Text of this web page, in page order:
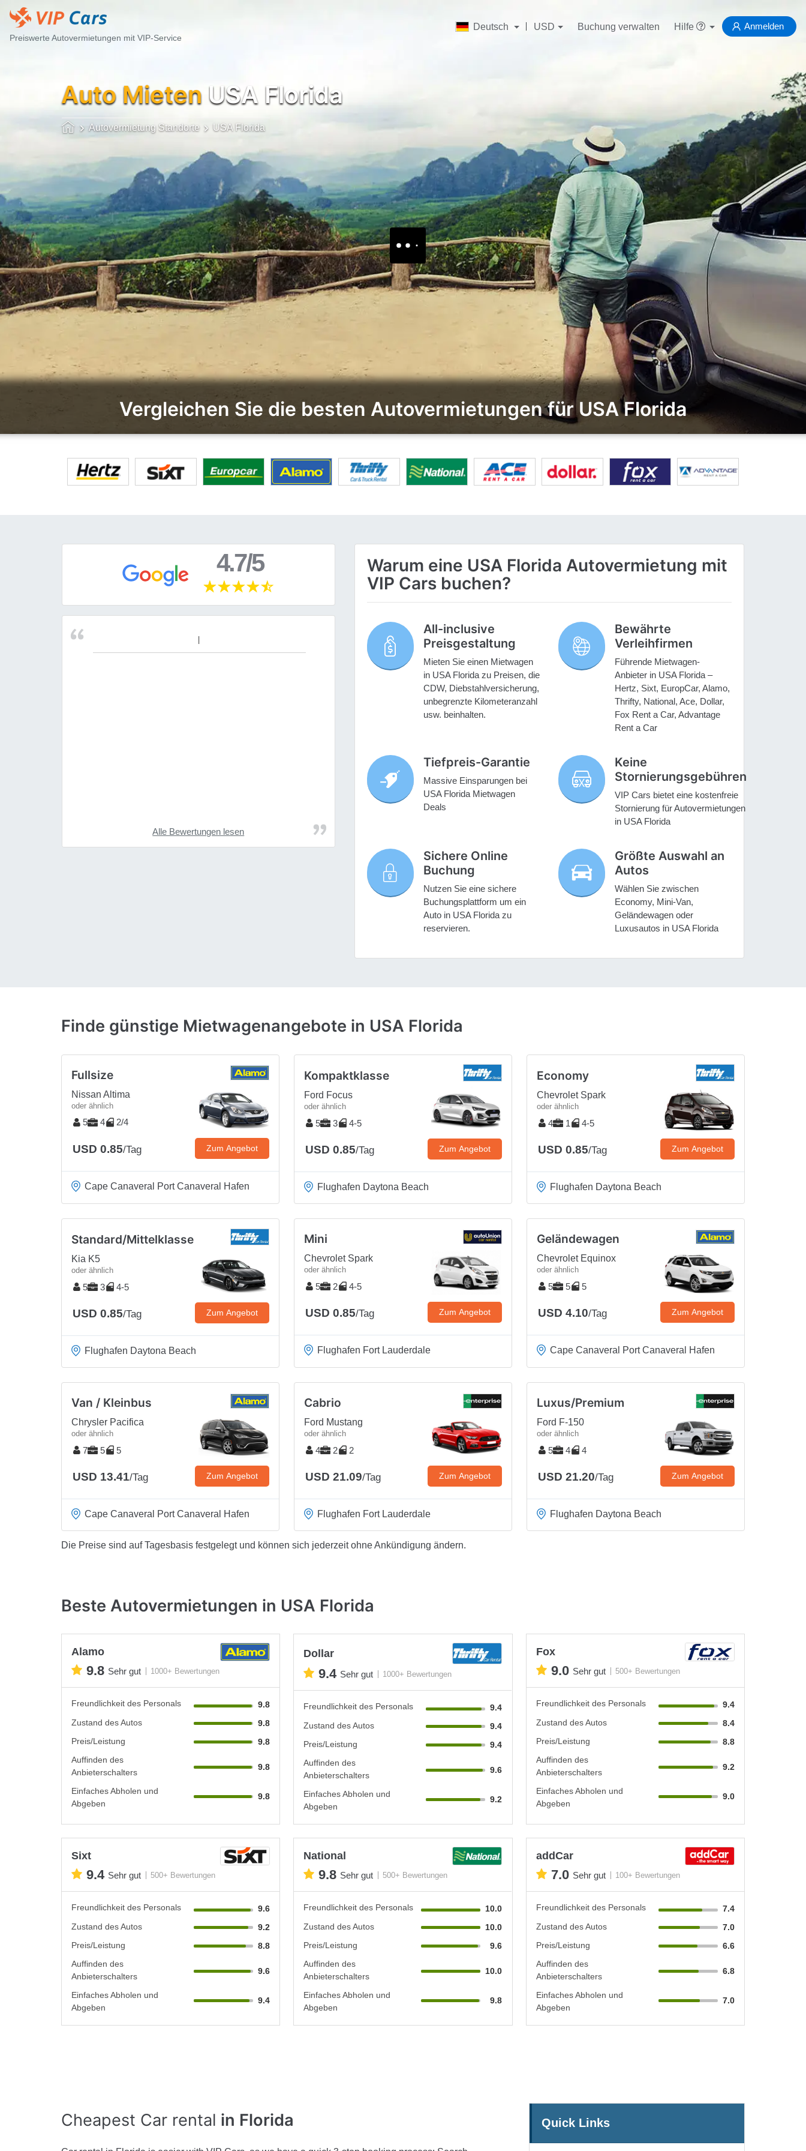
Preiswerte Autovermietungen mit VIP-Service
Deutsch USD Buchung verwalten Hilfe Anmelden
Auto Mieten USA Florida
Autovermietung Standorte USA Florida
Vergleichen Sie die besten Autovermietungen für USA Florida
4.7/5
Alle Bewertungen lesen
Warum eine USA Florida Autovermietung mit
VIP Cars buchen?
All-inclusive
Preisgestaltung
Mieten Sie einen Mietwagen
in USA Florida zu Preisen, die
CDW, Diebstahlversicherung,
unbegrenzte Kilometeranzahl
usw. beinhalten.
Bewährte
Verleihfirmen
Führende Mietwagen-
Anbieter in USA Florida –
Hertz, Sixt, EuropCar, Alamo,
Thrifty, National, Ace, Dollar,
Fox Rent a Car, Advantage
Rent a Car
Tiefpreis-Garantie
Massive Einsparungen bei
USA Florida Mietwagen
Deals
Keine
Stornierungsgebühren
VIP Cars bietet eine kostenfreie
Stornierung für Autovermietungen
in USA Florida
Sichere Online
Buchung
Nutzen Sie eine sichere
Buchungsplattform um ein
Auto in USA Florida zu
reservieren.
Größte Auswahl an
Autos
Wählen Sie zwischen
Economy, Mini-Van,
Geländewagen oder
Luxusautos in USA Florida
Finde günstige Mietwagenangebote in USA Florida
Fullsize
Nissan Altima
oder ähnlich
5 4 2/4
USD 0.85/Tag Zum Angebot
Cape Canaveral Port Canaveral Hafen
Kompaktklasse
Ford Focus
oder ähnlich
5 3 4-5
USD 0.85/Tag Zum Angebot
Flughafen Daytona Beach
Economy
Chevrolet Spark
oder ähnlich
4 1 4-5
USD 0.85/Tag Zum Angebot
Flughafen Daytona Beach
Standard/Mittelklasse
Kia K5
oder ähnlich
5 3 4-5
USD 0.85/Tag Zum Angebot
Flughafen Daytona Beach
Mini
Chevrolet Spark
oder ähnlich
5 2 4-5
USD 0.85/Tag Zum Angebot
Flughafen Fort Lauderdale
Geländewagen
Chevrolet Equinox
oder ähnlich
5 5 5
USD 4.10/Tag Zum Angebot
Cape Canaveral Port Canaveral Hafen
Van / Kleinbus
Chrysler Pacifica
oder ähnlich
7 5 5
USD 13.41/Tag Zum Angebot
Cape Canaveral Port Canaveral Hafen
Cabrio
Ford Mustang
oder ähnlich
4 2 2
USD 21.09/Tag Zum Angebot
Flughafen Fort Lauderdale
Luxus/Premium
Ford F-150
oder ähnlich
5 4 4
USD 21.20/Tag Zum Angebot
Flughafen Daytona Beach
Die Preise sind auf Tagesbasis festgelegt und können sich jederzeit ohne Ankündigung ändern.
Beste Autovermietungen in USA Florida
Alamo
9.8 Sehr gut 1000+ Bewertungen
Freundlichkeit des Personals
9.8
Zustand des Autos
9.8
Preis/Leistung
9.8
Auffinden des
Anbieterschalters
9.8
Einfaches Abholen und
Abgeben
9.8
Dollar
9.4 Sehr gut 1000+ Bewertungen
Freundlichkeit des Personals
9.4
Zustand des Autos
9.4
Preis/Leistung
9.4
Auffinden des
Anbieterschalters
9.6
Einfaches Abholen und
Abgeben
9.2
Fox
9.0 Sehr gut 500+ Bewertungen
Freundlichkeit des Personals
9.4
Zustand des Autos
8.4
Preis/Leistung
8.8
Auffinden des
Anbieterschalters
9.2
Einfaches Abholen und
Abgeben
9.0
Sixt
9.4 Sehr gut 500+ Bewertungen
Freundlichkeit des Personals
9.6
Zustand des Autos
9.2
Preis/Leistung
8.8
Auffinden des
Anbieterschalters
9.6
Einfaches Abholen und
Abgeben
9.4
National
9.8 Sehr gut 500+ Bewertungen
Freundlichkeit des Personals
10.0
Zustand des Autos
10.0
Preis/Leistung
9.6
Auffinden des
Anbieterschalters
10.0
Einfaches Abholen und
Abgeben
9.8
addCar
7.0 Sehr gut 100+ Bewertungen
Freundlichkeit des Personals
7.4
Zustand des Autos
7.0
Preis/Leistung
6.6
Auffinden des
Anbieterschalters
6.8
Einfaches Abholen und
Abgeben
7.0
Quick Links
Cheapest Car rental in Florida